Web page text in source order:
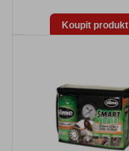
Koupit produkt